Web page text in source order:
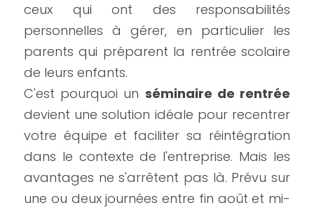
ceux qui ont des responsabilités
personnelles à gérer, en particulier les
parents qui préparent la rentrée scolaire
de leurs enfants.
C'est pourquoi un séminaire de rentrée
devient une solution idéale pour recentrer
votre équipe et faciliter sa réintégration
dans le contexte de l'entreprise. Mais les
avantages ne s'arrêtent pas là. Prévu sur
une ou deux journées entre fin août et mi-